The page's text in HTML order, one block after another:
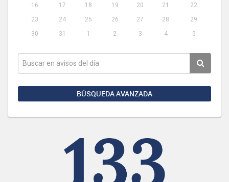
16
17 18 19 20 21
22
23
24 25 26 27 28
29
30
31 1 2 3 4 5
BÚSQUEDA AVANZADA